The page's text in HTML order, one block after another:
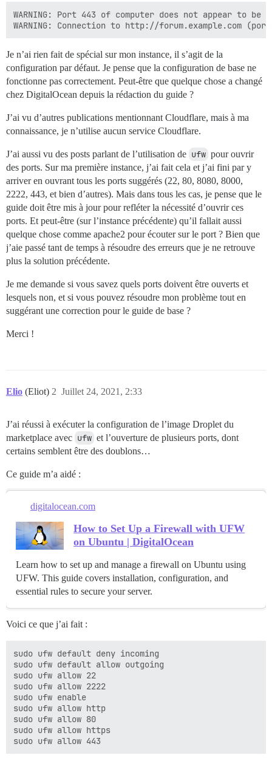
WARNING: Port 443 of computer does not appear to be
Je n’ai rien fait de spécial sur mon instance, il s’agit de la
configuration par défaut. Je pense que la configuration de base ne
fonctionne pas correctement. Peut-être que quelque chose a changé
chez DigitalOcean depuis la rédaction du guide ?
J’ai vu d’autres publications mentionnant Cloudflare, mais à ma
connaissance, je n’utilise aucun service Cloudflare.
J’ai aussi vu des posts parlant de l’utilisation de ufw pour ouvrir
des ports. Sur ma première instance, j’ai fait cela et j’ai fini par y
arriver en ouvrant tous les ports suggérés (22, 80, 8080, 8000,
2222, 443, et bien d’autres). Mais dans tous les cas, je pense que le
guide doit être mis à jour pour refléter la nécessité d’ouvrir ces
ports. Et peut-être (sur l’instance précédente) qu’il fallait aussi
quelque chose comme apache2 pour écouter sur le port ? Bien que
j’aie passé tant de temps à résoudre des erreurs que je ne retrouve
plus la solution précédente.
Je me demande si vous savez quels ports doivent être ouverts et
lesquels non, et si vous pouvez résoudre mon problème tout en
suggérant une correction pour le guide de base ?
Merci !
Elio (Eliot) Juillet 24, 2021, 2:33
2
J’ai réussi à exécuter la configuration de l’image Droplet du
marketplace avec ufw et l’ouverture de plusieurs ports, dont
certains semblent être des doublons…
Ce guide m’a aidé :
digitalocean.com
How to Set Up a Firewall with UFW
on Ubuntu | DigitalOcean
Learn how to set up and manage a firewall on Ubuntu using
UFW. This guide covers installation, configuration, and
essential rules to secure your server.
Voici ce que j’ai fait :
sudo ufw default deny incoming
sudo ufw default allow outgoing
sudo ufw allow 22
sudo ufw allow 2222
sudo ufw enable
sudo ufw allow http
sudo ufw allow 80
sudo ufw allow https